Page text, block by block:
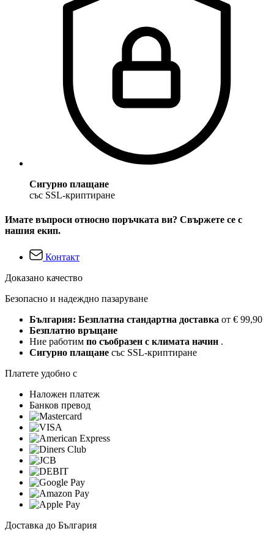
Сигурно плащане
със SSL-криптиране
Имате въпроси относно поръчката ви? Свържете се с
нашия екип.
Контакт
Доказано качество
Безопасно и надеждно пазаруване
България: Безплатна стандартна доставка от € 99,90
Безплатно връщане
Ние работим по съобразен с климата начин .
Сигурно плащане със SSL-криптиране
Платете удобно с
Наложен платеж
Банков превод
Доставка до България